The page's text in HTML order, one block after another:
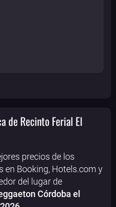
de Recinto Ferial El
precios de los
en Booking, Hotels.com y
del lugar de
Córdoba el